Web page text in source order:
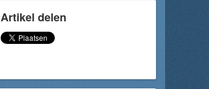
Artikel delen